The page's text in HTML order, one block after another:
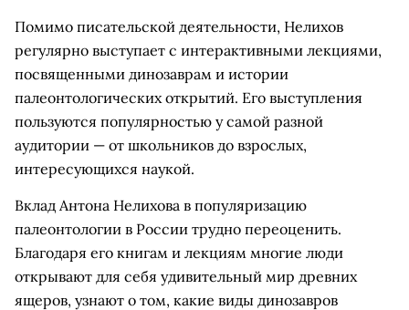
Помимо писательской деятельности, Нелихов
регулярно выступает с интерактивными лекциями,
посвященными динозаврам и истории
палеонтологических открытий. Его выступления
пользуются популярностью у самой разной
аудитории — от школьников до взрослых,
интересующихся наукой.
Вклад Антона Нелихова в популяризацию
палеонтологии в России трудно переоценить.
Благодаря его книгам и лекциям многие люди
открывают для себя удивительный мир древних
ящеров, узнают о том, какие виды динозавров